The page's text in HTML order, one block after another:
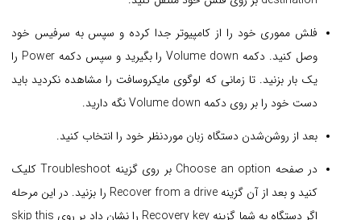
فلش مموری خود را از کامپیوتر جدا کرده و سپس به سرفیس خود
وصل کنید. دکمه Volume down را بگیرید و سپس دکمه Power را
یک‌ بار بزنید. تا زمانی که لوگوی مایکروسافت را مشاهده نکردید باید
دست خود را بر روی دکمه Volume down نگه دارید.
بعد از روشن‌شدن دستگاه زبان موردنظر خود را انتخاب کنید.
در صفحه Choose an option بر روی گزینه Troubleshoot کلیک
کنید و بعد از آن گزینه Recover from a drive را بزنید. در این مرحله
اگر دستگاه به شما گزینه Recovery key را نشان داد بر روی skip this